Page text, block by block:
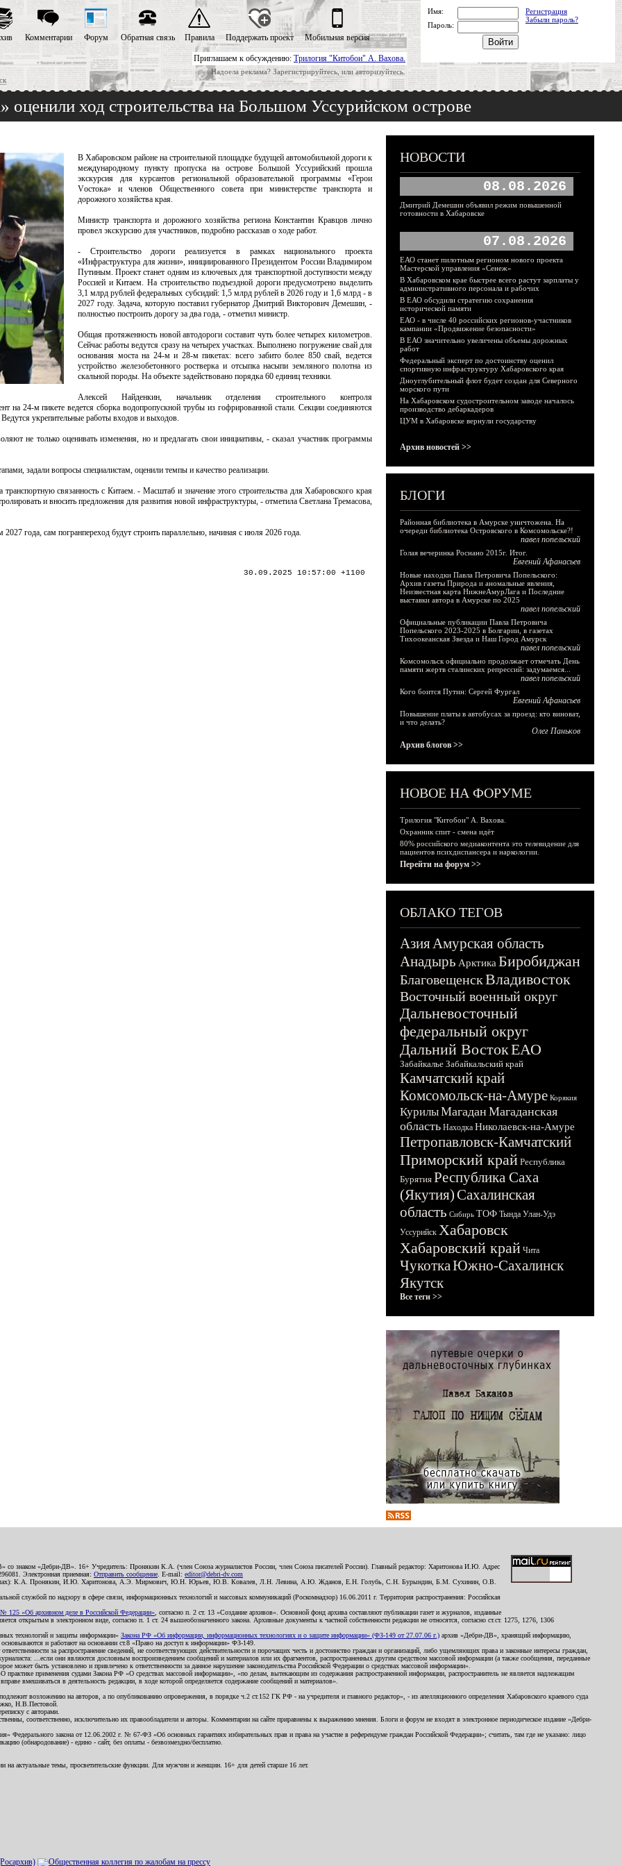
Приглашаем к обсуждению: Трилогия "Китобои" А. Вахова.
Надоела реклама? Зарегистрируйтесь, или авторизуйтесь.
Комментарии Форум Обратная связь Правила Поддержать проект Мобильная версия
Имя:
Регистрация
Забыли пароль?
Пароль:
ход строительства на Большом Уссурийском острове
В Хабаровском районе на строительной площадке будущей автомобильной дороги к
международному пункту пропуска на острове Большой Уссурийский прошла
экскурсия для курсантов региональной образовательной программы «Герои
Vостока» и членов Общественного совета при министерстве транспорта и
дорожного хозяйства края.
Министр транспорта и дорожного хозяйства региона Константин Кравцов лично
провел экскурсию для участников, подробно рассказав о ходе работ.
- Строительство дороги реализуется в рамках национального проекта
«Инфраструктура для жизни», инициированного Президентом России Владимиром
Путиным. Проект станет одним из ключевых для транспортной доступности между
Россией и Китаем. На строительство подъездной дороги предусмотрено выделить
3,1 млрд рублей федеральных субсидий: 1,5 млрд рублей в 2026 году и 1,6 млрд - в
2027 году. Задача, которую поставил губернатор Дмитрий Викторович Демешин, -
полностью построить дорогу за два года, - отметил министр.
Общая протяженность новой автодороги составит чуть более четырех километров.
Сейчас работы ведутся сразу на четырех участках. Выполнено погружение свай для
основания моста на 24-м и 28-м пикетах: всего забито более 850 свай, ведется
устройство железобетонного ростверка и отсыпка насыпи земляного полотна из
скальной породы. На объекте задействовано порядка 60 единиц техники.
Алексей Найденкин, начальник отделения строительного контроля
24-м пикете ведется сборка водопропускной трубы из гофрированной стали. Секции соединяются
укрепительные работы входов и выходов.
не только оценивать изменения, но и предлагать свои инициативы, - сказал участник программы
задали вопросы специалистам, оценили темпы и качество реализации.
связанность с Китаем. - Масштаб и значение этого строительства для Хабаровского края
и вносить предложения для развития новой инфраструктуры, - отметила Светлана Тремасова,
года, сам погранпереход будут строить параллельно, начиная с июля 2026 года.
30.09.2025 10:57:00 +1100
НОВОСТИ
08.08.2026
Дмитрий Демешин объявил режим повышенной
готовности в Хабаровске
07.08.2026
ЕАО станет пилотным регионом нового проекта
Мастерской управления «Сенеж»
В Хабаровском крае быстрее всего растут зарплаты у
административного персонала и рабочих
В ЕАО обсудили стратегию сохранения
исторической памяти
ЕАО - в числе 40 российских регионов-участников
кампании «Продвижение безопасности»
В ЕАО значительно увеличены объемы дорожных
работ
Федеральный эксперт по достоинству оценил
спортивную инфраструктуру Хабаровского края
Дноуглубительный флот будет создан для Северного
морского пути
На Хабаровском судостроительном заводе началось
производство дебаркадеров
ЦУМ в Хабаровске вернули государству
Архив новостей >>
БЛОГИ
Районная библиотека в Амурске уничтожена. На
очереди библиотека Островского в Комсомольске?!
павел попельский
Голая вечеринка Роснано 2015г. Итог.
Евгений Афанасьев
Новые находки Павла Петровича Попельского:
Архив газеты Природа и аномальные явления,
Неизвестная карта НижнеАмурЛага и Последние
выставки автора в Амурске по 2025
павел попельский
Официальные публикации Павла Петровича
Попельского 2023-2025 в Болгарии, в газетах
Тихоокеанская Звезда и Наш Город Амурск
павел попельский
Комсомольск официально продолжает отмечать День
памяти жертв сталинских репрессий: задумаемся...
павел попельский
Кого боится Путин: Сергей Фургал
Евгений Афанасьев
Повышение платы в автобусах за проезд: кто виноват,
и что делать?
Олег Паньков
Архив блогов >>
НОВОЕ НА ФОРУМЕ
Трилогия "Китобои" А. Вахова.
Охранник спит - смена идёт
80% российского медиаконтента это телевидение для
пациентов психдиспансера и наркологии.
Перейти на форум >>
ОБЛАКО ТЕГОВ
АзияАмурская область
Анадырь Арктика Биробиджан
БлаговещенскВладивосток
Восточный военный округ
Дальневосточный
федеральный округ
Дальний ВостокЕАО
Забайкалье Забайкальский край
Камчатский край
Комсомольск-на-Амуре Корякия
КурилыМагадан Магаданская
область Находка Николаевск-на-Амуре
Петропавловск-Камчатский
Приморский край Республика
Бурятия Республика Саха
(Якутия)Сахалинская
область Сибирь ТОФ Тында Улан-Удэ
Уссурийск Хабаровск
Хабаровский край Чита
ЧукоткаЮжно-Сахалинск
Якутск
Все теги >>
со знаком «Дебри-ДВ». 16+ Учредитель: Пронякин К.А. (член Союза журналистов России, член Союза писателей России). Главный редактор: Харитонова И.Ю. Адрес
Электронная приемная: Отправить сообщение . E-mail: editor@debri-dv.com
началах): К.А. Пронякин, И.Ю. Харитонова, А.Э. Мирмович, Ю.Н. Юрьев, Ю.В. Ковалев, Л.Н. Левина, А.Ю. Жданов, Е.Н. Голубь, С.Н. Бурындин, Б.М. Сухинин, О.В.
службой по надзору в сфере связи, информационных технологий и массовых коммуникаций (Роскомнадзор) 16.06.2011 г. Территория распространения: Российская
125 «Об архивном деле в Российской Федерации» , согласно п. 2 ст. 13 «Создание архивов». Основной фонд архива составляют публикации газет и журналов, изданные
открытым в электронном виде, согласно п. 1 ст. 24 вышеобозначенного закона. Архивные документы к частной собственности редакции не относятся, согласно ст.ст. 1275, 1276, 1306
технологий и защиты информации» Закона РФ «Об информации, информационных технологиях и о защите информации» (ФЗ-149 от 27.07.06 г.) архив «Дебри-ДВ», хранящий информацию,
и работают на основании ст.8 «Право на доступ к информации» ФЗ-149.
за распространение сведений, не соответствующих действительности и порочащих честь и достоинство граждан и организаций, либо ущемляющих права и законные интересы граждан,
...если они являются дословным воспроизведением сообщений и материалов или их фрагментов, распространенных другим средством массовой информации (а также сообщения, переданные
может быть установлено и привлечено к ответственности за данное нарушение законодательства Российской Федерации о средствах массовой информации».
применения судами Закона РФ «О средствах массовой информации», «по делам, вытекающим из содержания распространенной информации, распространитель не является надлежащим
вмешиваться в деятельность редакции, в ходе которой определяется содержание сообщений и материалов».
возложению на авторов, а по опубликованию опровержения, в порядке ч.2 ст.152 ГК РФ - на учредителя и главного редактор», - из апелляционного определения Хабаровского краевого суда
Н.В.Пестовой.
с авторами.
соответственно, исключительно их правообладатели и авторы. Комментарии на сайте приравнены к выражению мнения. Блоги и форум не входят в электронное периодическое издание «Дебри-
Федерального закона от 12.06.2002 г. № 67-ФЗ «Об основных гарантиях избирательных прав и права на участие в референдуме граждан Российской Федерации»; считать, там где не указано: лицо
(обнародование) - едино - сайт, без оплаты - безвозмездно/бесплатно.
на актуальные темы, просветительские функции. Для мужчин и женщин. 16+ для детей старше 16 лет.